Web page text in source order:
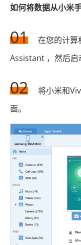
如何将数据从小米
01
在您的计
Assistant ，然后启
02
将小米和
面。